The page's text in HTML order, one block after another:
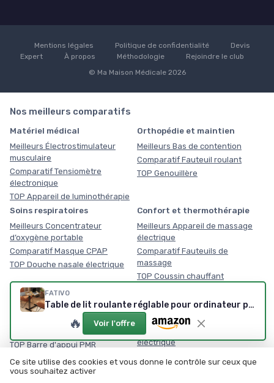
FATIVO
Table de lit roulante réglable pour ordinateur portable (Noir/Noyer)
🔥 Voir l'offre
Mentions légales Politique de confidentialité
Devis
Expert
À propos Méthodologie
Rejoindre le club
© Ma Maison Médicale 2026
Nos meilleurs comparatifs
Matériel médical
Meilleurs Électrostimulateur
musculaire
Comparatif Tensiomètre
électronique
TOP Appareil de luminothérapie
Orthopédie et maintien
Meilleurs Bas de contention
Comparatif Fauteuil roulant
TOP Genouillère
Soins respiratoires
Meilleurs Concentrateur
d’oxygène portable
Comparatif Masque CPAP
TOP Douche nasale électrique
Confort et thermothérapie
Meilleurs Appareil de massage
électrique
Comparatif Fauteuils de
massage
TOP Coussin chauffant
Équipement médical du
domicile
Meilleurs Planche de transfert
Comparatif Lève-personne
TOP Barre d'appui PMR
Meilleurs Marchepied avec main
courante
Comparatif Verticaliseur
électrique
Ce site utilise des cookies et vous donne le contrôle sur ceux que
vous souhaitez activer